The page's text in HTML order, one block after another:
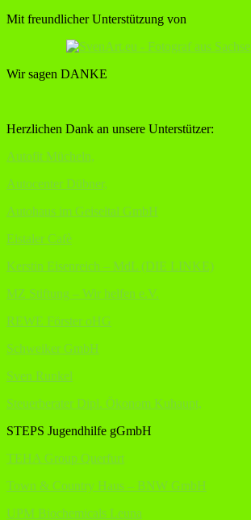
Mit freundlicher Unterstützung von
Wir sagen DANKE
Herzlichen Dank an unsere Unterstützer:
Autofit Mücheln,
Autocenter Dübner,
Autohaus im Geiseltal GmbH
Eistaler Cafè
Kerstin Eisenreich – MdL (DIE LINKE)
MZ Stiftung – Wir helfen e.V.
REWE Förster oHG
Schweiker GmbH
Sven Runkel
Steuerberater Dipl. Ökonom Kuhaupt,
STEPS Jugendhilfe gGmbH
TEHA Group Querfurt
Town & Country Haus – BNW GmbH
UPM Biochemicals Leuna